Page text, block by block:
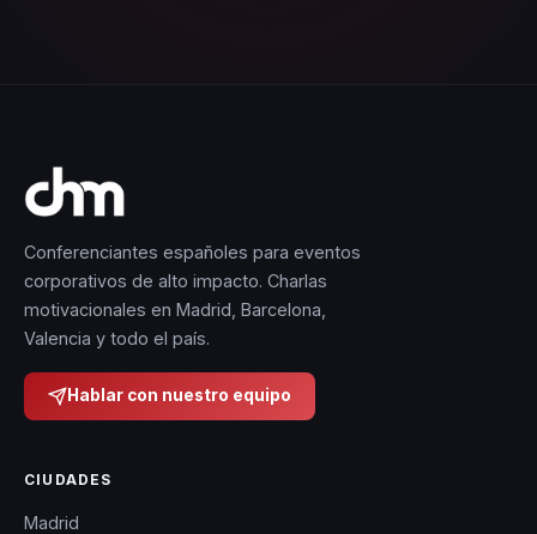
Conferenciantes españoles para eventos
corporativos de alto impacto. Charlas
motivacionales en Madrid, Barcelona,
Valencia y todo el país.
Hablar con nuestro equipo
CIUDADES
Madrid